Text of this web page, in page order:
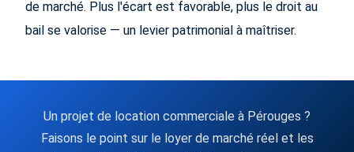
de marché. Plus l'écart est favorable, plus le droit au
bail se valorise — un levier patrimonial à maîtriser.
Un projet de location commerciale à Pérouges ?
Faisons le point sur le loyer de marché réel et les